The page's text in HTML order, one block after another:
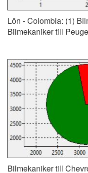
Lön - Colombia: (1)
Bilmekaniker till
Bilmekaniker till